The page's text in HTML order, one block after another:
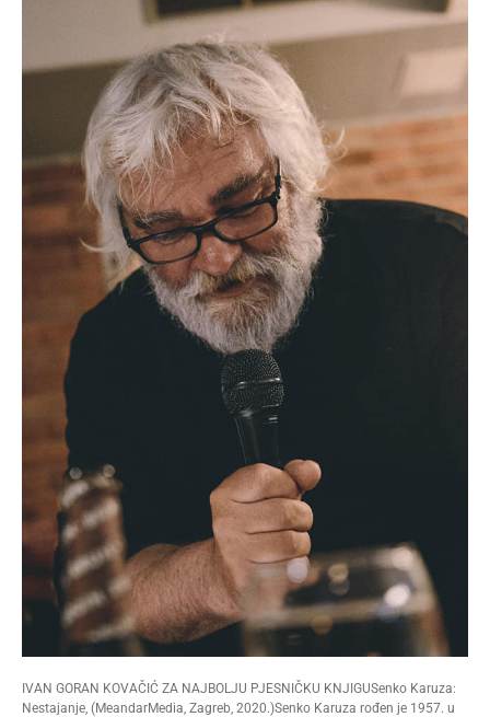
IVAN GORAN KOVAČIĆ ZA NAJBOLJU PJESNIČKU KNJIGUSenko Karuza:
Nestajanje, (MeandarMedia, Zagreb, 2020.)Senko Karuza rođen je 1957. u